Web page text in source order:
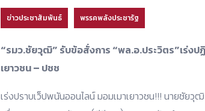
ข่าวประชาสัมพันธ์ พรรคพลังประชารัฐ
“รมว.ชัยวุฒิ” รับข้อสั่งการ “พล.อ.ประวิตร”เร่งป
เยาวชน – ปชช
เร่งปราบเว็ปพนันออนไลน์ มอมเมาเยาวชน!!! นายชัย